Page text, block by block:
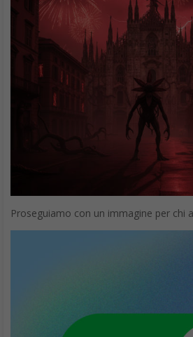
Proseguiamo con un immagine per chi